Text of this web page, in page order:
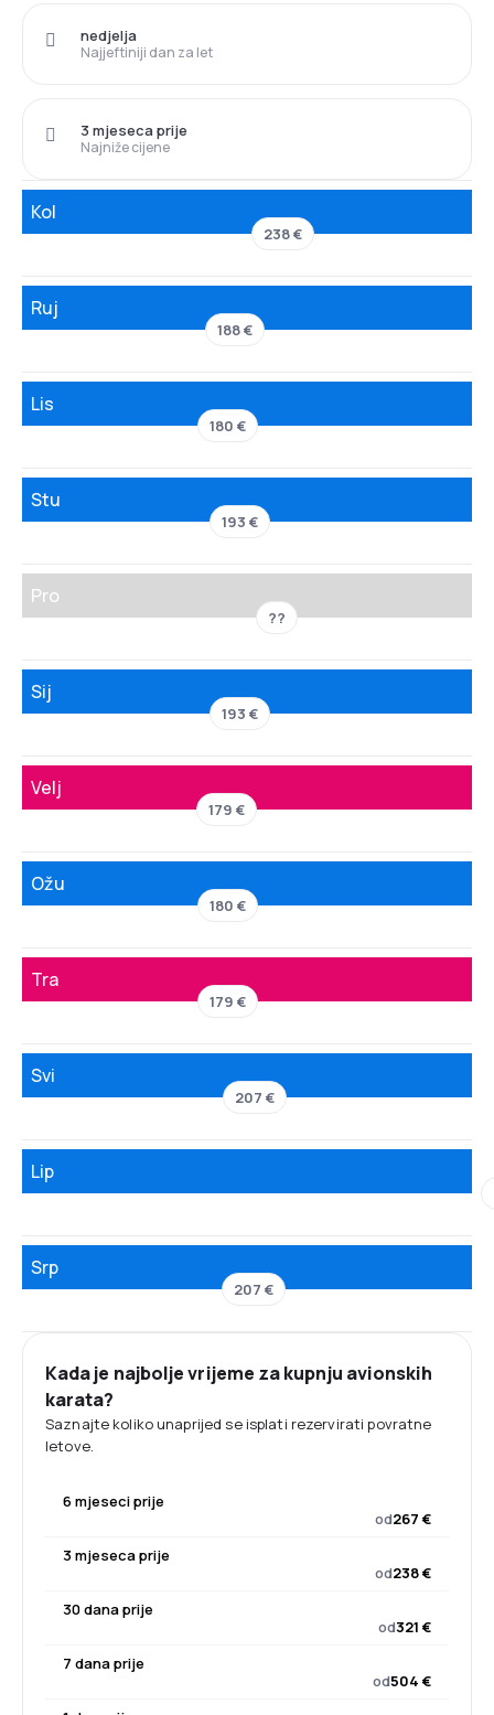
Najjeftiniji dan za let
nedjelja
Najniže cijene
3 mjeseca prije
Kol
238 €
Ruj
188 €
Lis
180 €
Stu
193 €
Pro
??
Sij
193 €
Velj
179 €
Ožu
180 €
Tra
179 €
Svi
207 €
Lip
Srp
207 €
Kada je najbolje vrijeme za kupnju avionskih
karata?
Saznajte koliko unaprijed se isplati rezervirati povratne
letove.
6 mjeseci prije
od267 €
3 mjeseca prije
od238 €
30 dana prije
od321 €
7 dana prije
od504 €